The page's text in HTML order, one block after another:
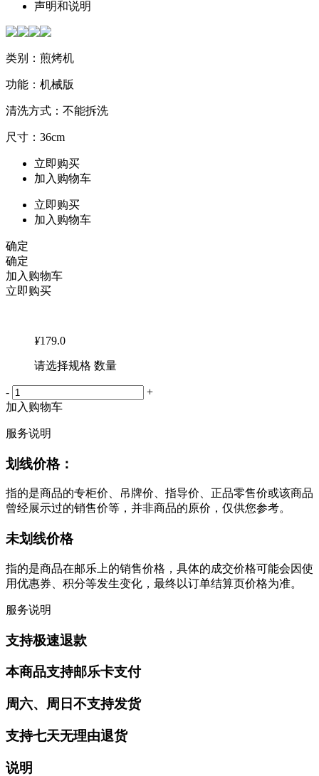
声明和说明
类别：煎烤机
功能：机械版
清洗方式：不能拆洗
尺寸：36cm
立即购买
加入购物车
立即购买
加入购物车
确定
确定
加入购物车
立即购买
¥179.0
请选择规格 数量
-
+
加入购物车
服务说明
划线价格：
指的是商品的专柜价、吊牌价、指导价、正品零售价或该商品
曾经展示过的销售价等，并非商品的原价，仅供您参考。
未划线价格
指的是商品在邮乐上的销售价格，具体的成交价格可能会因使
用优惠券、积分等发生变化，最终以订单结算页价格为准。
服务说明
支持极速退款
本商品支持邮乐卡支付
周六、周日不支持发货
支持七天无理由退货
说明